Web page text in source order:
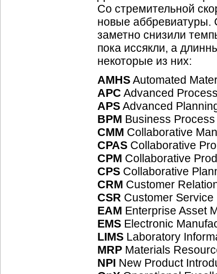
Со стремительной
новые аббревиатуры.
заметно снизили
пока иссякли, а
некоторые из них:
AMHSAutomated
APC Advanced
APSAdvanced
BPM Business
CMM Collaborative
CPAS Collaborative
CPM Collaborative
CPS Collaborative
CRM Customer
CSR Customer
EAM Enterprise Asset
EMS Electronic
LIMS Laboratory
MRP Materials
NPI New Product